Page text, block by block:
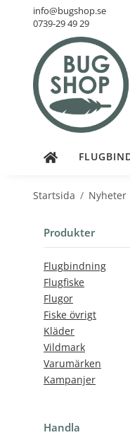
info@bugshop.se
0739-29 49 29
Startsida / Nyheter
Produkter
Flugbindning
Flugfiske
Flugor
Fiske övrigt
Kläder
Vildmark
Varumärken
Kampanjer
Handla